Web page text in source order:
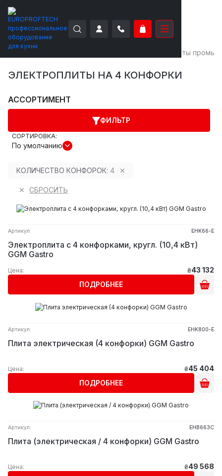
EUROPROFTECH Плиты
ЭЛЕКТРОПЛИТЫ НА 4 КОНФОРКИ
АССОРТИМЕНТ
ФИЛЬТР
СОРТИРОВКА:
По умолчанию
КОЛИЧЕСТВО КОНФОРОК: 4
СБРОСИТЬ
Артикул: EHK66-E
Электроплита с 4 конфорками, кругл. (10,4 кВт)
GGM Gastro
Цена: ₴43 132
ПОДРОБНЕЕ
Артикул: EHK800-E
Плита электрическая (4 конфорки) GGM Gastro
Цена: ₴45 404
ПОДРОБНЕЕ
Артикул: EHB663C
Плита (электрическая / 4 конфорки) GGM Gastro
Цена: ₴49 568